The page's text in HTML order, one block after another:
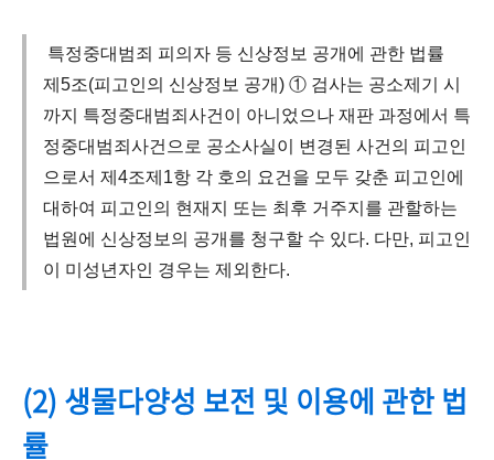
특정중대범죄 피의자 등 신상정보 공개에 관한 법률
제5조(피고인의 신상정보 공개) ① 검사는 공소제기 시
까지 특정중대범죄사건이 아니었으나 재판 과정에서 특
정중대범죄사건으로 공소사실이 변경된 사건의 피고인
으로서 제4조제1항 각 호의 요건을 모두 갖춘 피고인에
대하여 피고인의 현재지 또는 최후 거주지를 관할하는
법원에 신상정보의 공개를 청구할 수 있다. 다만, 피고인
이 미성년자인 경우는 제외한다.
(2) 생물다양성 보전 및 이용에 관한 법
률